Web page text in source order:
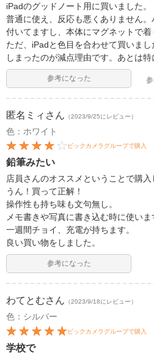
iPadのグッドノート用に買いました。
普通に使え、反応も悪くありません
付いてますし、本体にマグネットで着
ただ、iPadと色目を合わせて買いま
しまったのが減点理由です。あとは特
参考になった
匿名ミィ さん （2023/9/25にレビュー）
色：ホワイト
ビックカメラグループで購入
鉛筆みたい
店員さんのオススメということで購入
うん！買って正解！
操作性も持ち味も文句無し。
メモ書きや写真に書き込む時に使いま
一週間チョイ、充電が持ちます。
良い買い物をしました。
参考になった
わてとむさん （2023/9/18にレビュー）
色：シルバー
ビックカメラグループで購入
学校で